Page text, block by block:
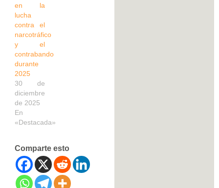
en la
lucha
contra el
narcotráfico
y el
contrabando
durante
2025
30 de
diciembre
de 2025
En
«Destacada»
Comparte esto